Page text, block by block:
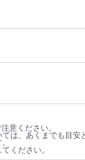
意ください。
は、あくまでも目安
ください。